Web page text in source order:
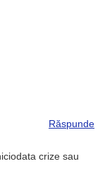
Răspunde
crize sau